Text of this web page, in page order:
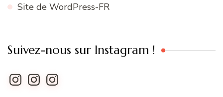
Site de WordPress-FR
Suivez-nous sur Instagram !
Instagram
InstagramInstagram